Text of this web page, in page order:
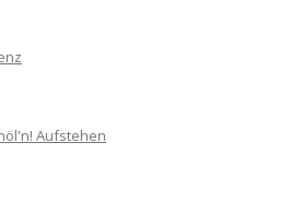
nöl'n! Aufstehen